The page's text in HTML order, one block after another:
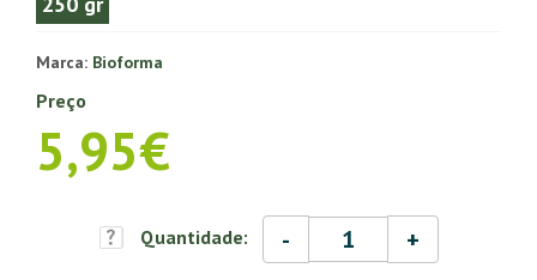
Marca: Bioforma
Preço
5,95€
Quantidade: - +